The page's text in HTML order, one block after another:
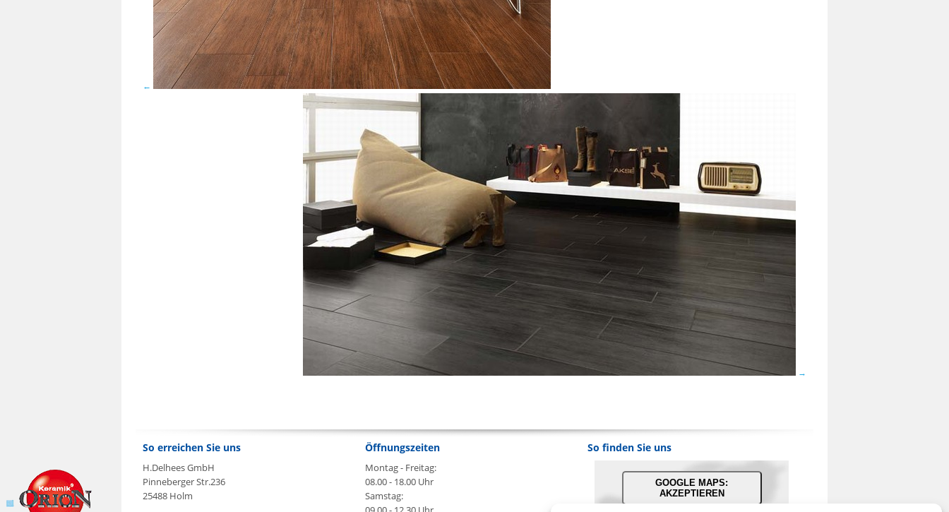
So erreichen Sie uns
H.Delhees GmbH
Pinneberger Str.236
25488 Holm
Öffnungszeiten
Montag - Freitag:
08.00 - 18.00 Uhr
Samstag:
So finden Sie uns
GOOGLE MAPS:
AKZEPTIEREN